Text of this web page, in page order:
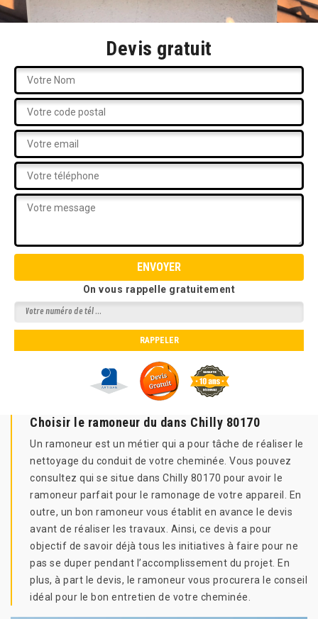
Devis gratuit
On vous rappelle gratuitement
Choisir le ramoneur du dans Chilly 80170
Un ramoneur est un métier qui a pour tâche de réaliser le
nettoyage du conduit de votre cheminée. Vous pouvez
consultez qui se situe dans Chilly 80170 pour avoir le
ramoneur parfait pour le ramonage de votre appareil. En
outre, un bon ramoneur vous établit en avance le devis
avant de réaliser les travaux. Ainsi, ce devis a pour
objectif de savoir déjà tous les initiatives à faire pour ne
pas se duper pendant l’accomplissement du projet. En
plus, à part le devis, le ramoneur vous procurera le conseil
idéal pour le bon entretien de votre cheminée.